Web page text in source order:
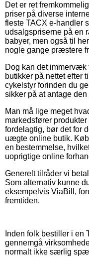
Det er ret
priser på diverse
fleste TACX e-handler
udsalgspriserne på en
babyer, men også til
nogle gange præstere
Dog kan det
butikker på nettet efter
cykelstyr forinden du
sikker på at antage
Man må lige meget
markedsfører
fordelagtig, bør det for
uægte online butik.
en bestemmelse,
uoprigtige online
Generelt tilråder vi
Som alternativ kunne
eksempelvis ViaBill,
fremtiden.
Inden folk bestiller i en
gennemgå
normalt ikke særlig